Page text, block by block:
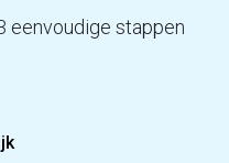
eenvoudige stappen